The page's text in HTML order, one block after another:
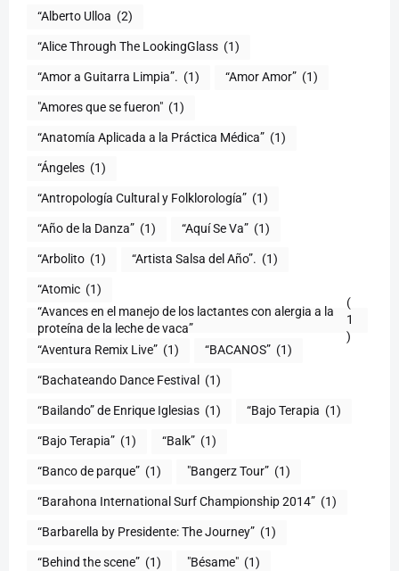
“Alberto Ulloa (2)
“Alice Through The LookingGlass (1)
“Amor a Guitarra Limpia”. (1) “Amor Amor” (1)
"Amores que se fueron" (1)
“Anatomía Aplicada a la Práctica Médica” (1)
“Ángeles (1)
“Antropología Cultural y Folklorología” (1)
“Año de la Danza” (1) “Aquí Se Va” (1)
“Arbolito (1) “Artista Salsa del Año”. (1)
“Atomic (1)
“Avances en el manejo de los lactantes con alergia a la
proteína de la leche de vaca”
(
1
)
“Aventura Remix Live” (1) “BACANOS” (1)
“Bachateando Dance Festival (1)
“Bailando” de Enrique Iglesias (1) “Bajo Terapia (1)
“Bajo Terapia” (1) “Balk” (1)
“Banco de parque” (1) "Bangerz Tour” (1)
“Barahona International Surf Championship 2014” (1)
“Barbarella by Presidente: The Journey” (1)
“Behind the scene” (1) "Bésame" (1)